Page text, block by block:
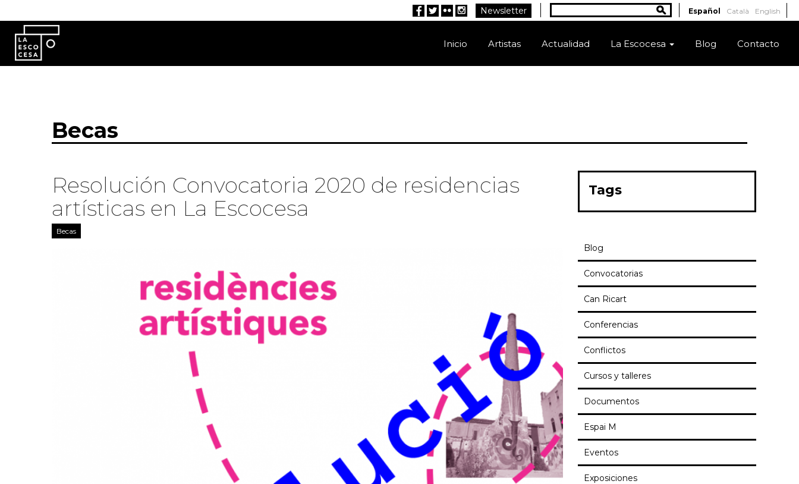
Español Català English
Formulario de búsqueda
Newsletter
Facebook
Twitter
FlickrInstagram
Inicio Artistas Actualidad La Escocesa Blog Contacto
Becas
Resolución Convocatoria 2020 de residencias
artísticas en La Escocesa
Becas
Tags
Blog
Convocatorias
Can Ricart
Conferencias
Conflictos
Cursos y talleres
Documentos
Espai M
Eventos
Exposiciones